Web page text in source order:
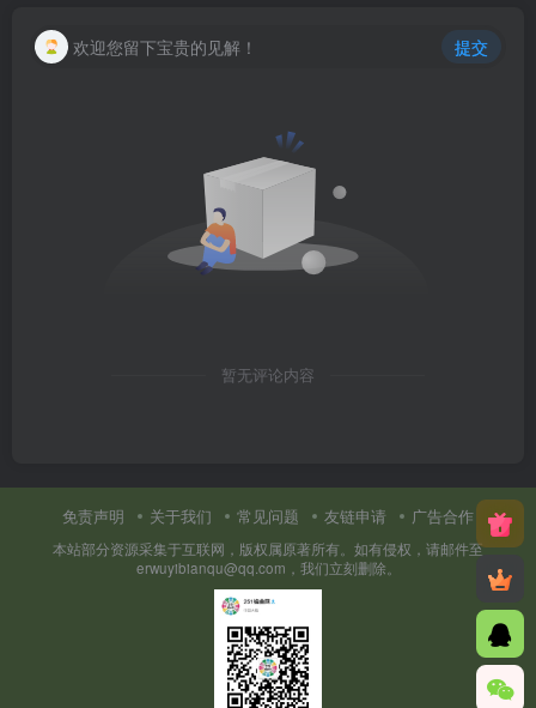
欢迎您留下宝贵的见解！ 提交
暂无评论内容
免责声明 关于我们 常见问题 友链申请 广告合作
本站部分资源采集于互联网，版权属原著所有。如有侵权，请邮件至
erwuyibianqu@qq.com，我们立刻删除。